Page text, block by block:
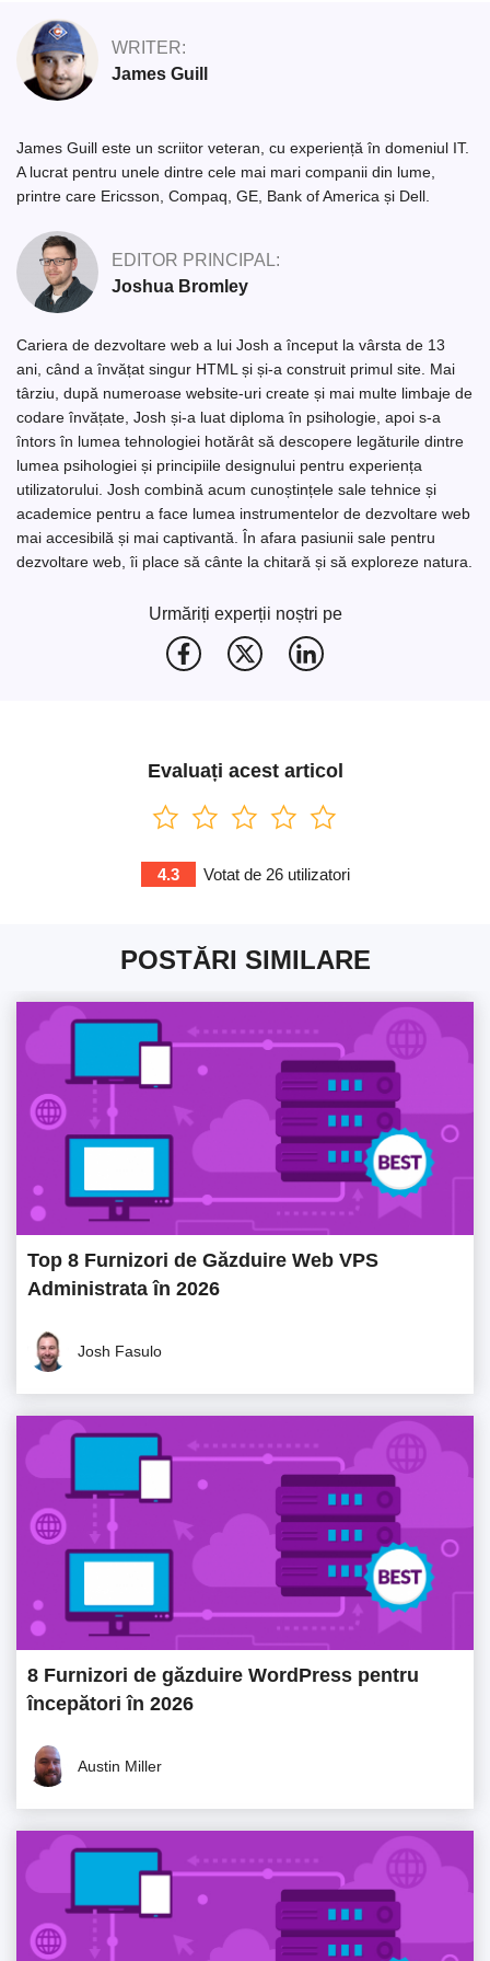
WRITER:
James Guill
James Guill este un scriitor veteran, cu experiență în domeniul IT.
A lucrat pentru unele dintre cele mai mari companii din lume,
printre care Ericsson, Compaq, GE, Bank of America și Dell.
EDITOR PRINCIPAL:
Joshua Bromley
Cariera de dezvoltare web a lui Josh a început la vârsta de 13
ani, când a învățat singur HTML și și-a construit primul site. Mai
târziu, după numeroase website-uri create și mai multe limbaje de
codare învățate, Josh și-a luat diploma în psihologie, apoi s-a
întors în lumea tehnologiei hotărât să descopere legăturile dintre
lumea psihologiei și principiile designului pentru experiența
utilizatorului. Josh combină acum cunoștințele sale tehnice și
academice pentru a face lumea instrumentelor de dezvoltare web
mai accesibilă și mai captivantă. În afara pasiunii sale pentru
dezvoltare web, îi place să cânte la chitară și să exploreze natura.
Urmăriți experții noștri pe
Evaluați acest articol
4.3 Votat de 26utilizatori
POSTĂRI SIMILARE
Top 8 Furnizori de Găzduire Web VPS
Administrata în 2026
Josh Fasulo
8 Furnizori de găzduire WordPress pentru
începători în 2026
Austin Miller